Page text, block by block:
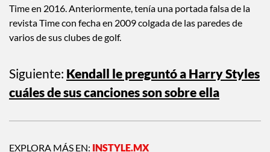
Trump fue nombrado anteriormente la Persona del año por
Time en 2016. Anteriormente, tenía una portada falsa de la
revista Time con fecha en 2009 colgada de las paredes de
Siguiente:
Kendall le preguntó a Harry Styles